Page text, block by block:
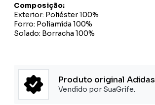
Composição:
Exterior: Poliéster 100%
Forro: Poliamida 100%
Solado: Borracha 100%
Produto original Adidas
Vendido por SuaGrife.